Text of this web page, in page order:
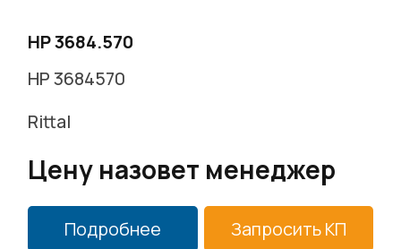
HP 3684.570
HP 3684570
Rittal
Цену назовет менеджер
Подробнее Запросить КП